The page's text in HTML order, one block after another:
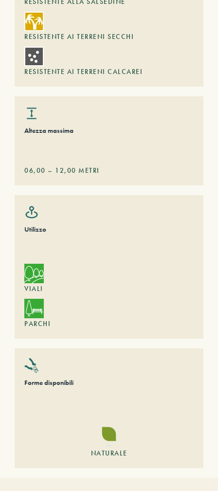
RESISTENTE AI TERRENI SECCHI
RESISTENTE AI TERRENI CALCAREI
Altezza massima
06,00 – 12,00 METRI
Utilizzo
VIALI
PARCHI
Forme disponibili
NATURALE